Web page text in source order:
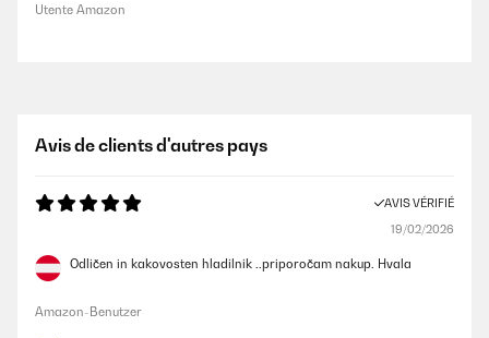
Utente Amazon
Avis de clients d'autres pays
AVIS VÉRIFIÉ
19/02/2026
Odličen in kakovosten hladilnik ..priporočam nakup. Hvala
Amazon-Benutzer